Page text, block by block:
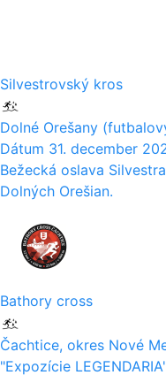
Silvestrovský kros
Dolné Orešany
Dátum 31. december
Bežecká oslava
Dolných Orešian.
Bathory cross
Čachtice, okres Nové
"Expozície